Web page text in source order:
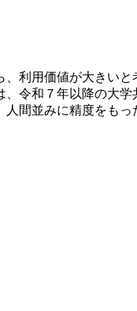
利用価値が大きいと
令和７年以降の大
間並みに精度をもっ